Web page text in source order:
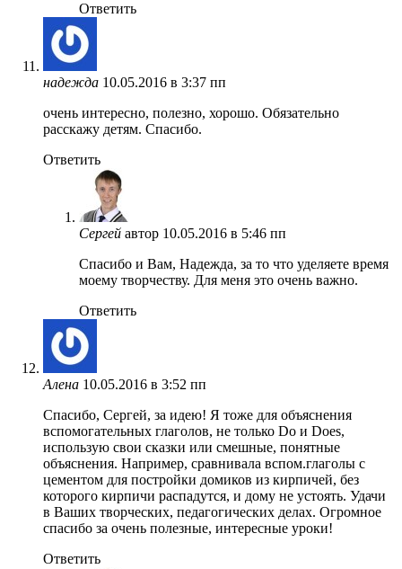
Ответить
надежда 10.05.2016 в 3:37 пп
очень интересно, полезно, хорошо. Обязательно
расскажу детям. Спасибо.
Ответить
Сергей автор 10.05.2016 в 5:46 пп
Спасибо и Вам, Надежда, за то что уделяете время
моему творчеству. Для меня это очень важно.
Ответить
Алена 10.05.2016 в 3:52 пп
Спасибо, Сергей, за идею! Я тоже для объяснения
вспомогательных глаголов, не только Do и Does,
использую свои сказки или смешные, понятные
объяснения. Например, сравнивала вспом.глаголы с
цементом для постройки домиков из кирпичей, без
которого кирпичи распадутся, и дому не устоять. Удачи
в Ваших творческих, педагогических делах. Огромное
спасибо за очень полезные, интересные уроки!
Ответить